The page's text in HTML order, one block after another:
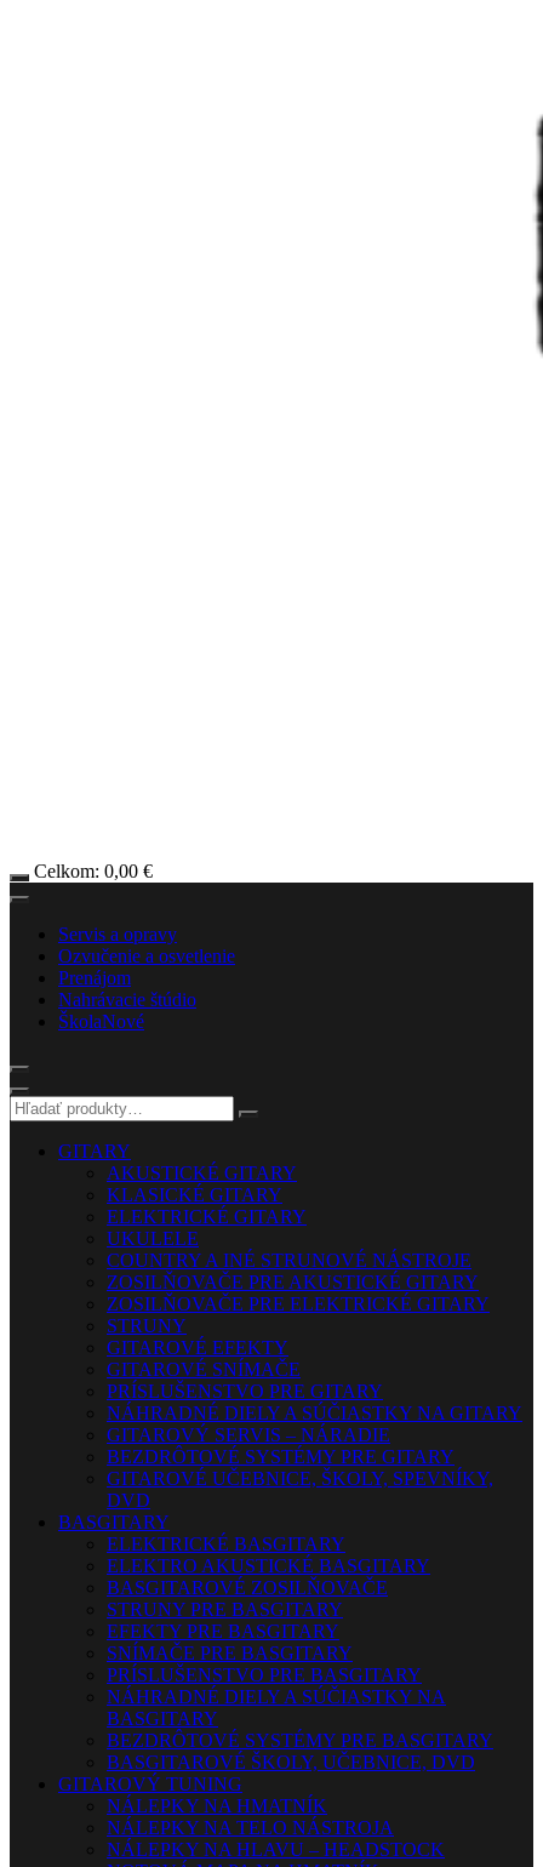
Celkom: 0,00 €
Servis a opravy
Ozvučenie a osvetlenie
Prenájom
Nahrávacie štúdio
ŠkolaNové
GITARY
AKUSTICKÉ GITARY
KLASICKÉ GITARY
ELEKTRICKÉ GITARY
UKULELE
COUNTRY A INÉ STRUNOVÉ NÁSTROJE
ZOSILŇOVAČE PRE AKUSTICKÉ GITARY
ZOSILŇOVAČE PRE ELEKTRICKÉ GITARY
STRUNY
GITAROVÉ EFEKTY
GITAROVÉ SNÍMAČE
PRÍSLUŠENSTVO PRE GITARY
NÁHRADNÉ DIELY A SÚČIASTKY NA GITARY
GITAROVÝ SERVIS – NÁRADIE
BEZDRÔTOVÉ SYSTÉMY PRE GITARY
GITAROVÉ UČEBNICE, ŠKOLY, SPEVNÍKY,
DVD
BASGITARY
ELEKTRICKÉ BASGITARY
ELEKTRO AKUSTICKÉ BASGITARY
BASGITAROVÉ ZOSILŇOVAČE
STRUNY PRE BASGITARY
EFEKTY PRE BASGITARY
SNÍMAČE PRE BASGITARY
PRÍSLUŠENSTVO PRE BASGITARY
NÁHRADNÉ DIELY A SÚČIASTKY NA
BASGITARY
BEZDRÔTOVÉ SYSTÉMY PRE BASGITARY
BASGITAROVÉ ŠKOLY, UČEBNICE, DVD
GITAROVÝ TUNING
NÁLEPKY NA HMATNÍK
NÁLEPKY NA TELO NÁSTROJA
NÁLEPKY NA HLAVU – HEADSTOCK